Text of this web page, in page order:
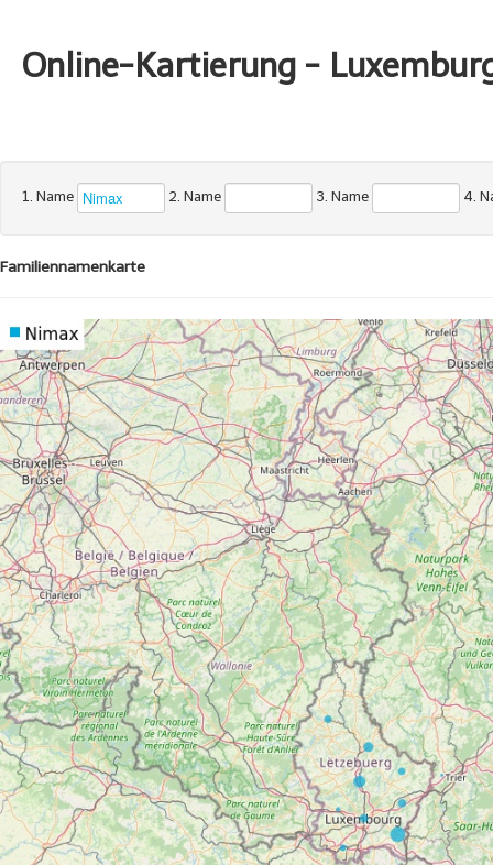
Online-Kartierung -
1. Name 2. Name 3. Name 4.
Familiennamenkarte